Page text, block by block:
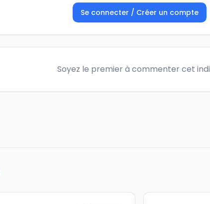
Se connecter / Créer un compte
Soyez le premier à commenter cet